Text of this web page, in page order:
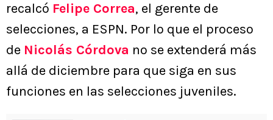
recalcó Felipe Correa, el gerente de
selecciones, a ESPN. Por lo que el proceso
de Nicolás Córdova no se extenderá más
allá de diciembre para que siga en sus
funciones en las selecciones juveniles.